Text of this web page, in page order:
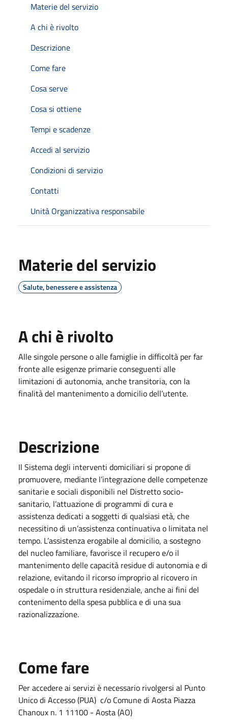
Materie del servizio
A chi è rivolto
Descrizione
Come fare
Cosa serve
Cosa si ottiene
Tempi e scadenze
Accedi al servizio
Condizioni di servizio
Contatti
Unità Organizzativa responsabile
Materie del servizio
Salute, benessere e assistenza
A chi è rivolto
Alle singole persone o alle famiglie in difficoltà per far
fronte alle esigenze primarie conseguenti alle
limitazioni di autonomia, anche transitoria, con la
finalità del mantenimento a domicilio dell’utente.
Descrizione
Il Sistema degli interventi domiciliari si propone di
promuovere, mediante l’integrazione delle competenze
sanitarie e sociali disponibili nel Distretto socio-
sanitario, l’attuazione di programmi di cura e
assistenza dedicati a soggetti di qualsiasi età, che
necessitino di un’assistenza continuativa o limitata nel
tempo. L’assistenza erogabile al domicilio, a sostegno
del nucleo familiare, favorisce il recupero e/o il
mantenimento delle capacità residue di autonomia e di
relazione, evitando il ricorso improprio al ricovero in
ospedale o in struttura residenziale, anche ai fini del
contenimento della spesa pubblica e di una sua
razionalizzazione.
Come fare
Per accedere ai servizi è necessario rivolgersi al Punto
Unico di Accesso (PUA) c/o Comune di Aosta Piazza
Chanoux n. 1 11100 - Aosta (AO)